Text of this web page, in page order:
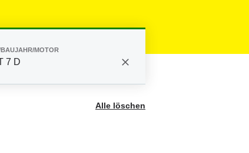
BAUJAHR/MOTOR
7 D
Alle löschen